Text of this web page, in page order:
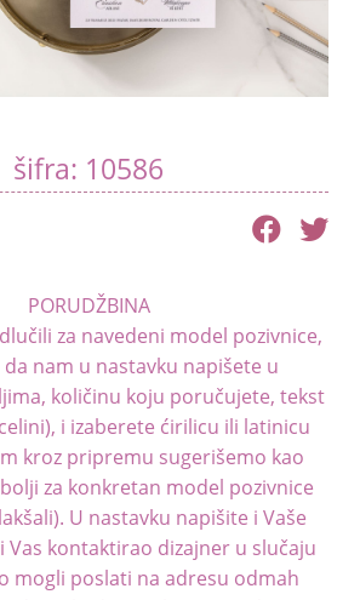
Blog
Kontakt
šifra: 10586
PORUDŽBINA
za navedeni model pozivnice,
nam u nastavku napišete u
količinu koju poručujete, tekst
i izaberete ćirilicu ili latinicu
kroz pripremu sugerišemo kao
za konkretan model pozivnice
U nastavku napišite i Vaše
Vas kontaktirao dizajner u slučaju
mogli poslati na adresu odmah